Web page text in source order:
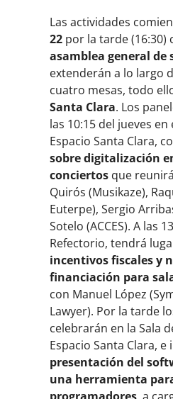
Las actividades
22por la tarde (16:30)
asamblea general de
extenderán a lo largo
cuatro mesas, todo
Santa Clara. Los
las 10:15 del jueves
Espacio Santa Clara,
sobre digitalización
conciertosque reunirá
Quirós (Musikaze),
Euterpe), Sergio
Sotelo (ACCES). A las
Refectorio, tendrá
incentivos fiscales y
financiación para
con Manuel López
Lawyer). Por la tarde
celebrarán en la Sala
Espacio Santa Clara, e
presentación del
una herramienta